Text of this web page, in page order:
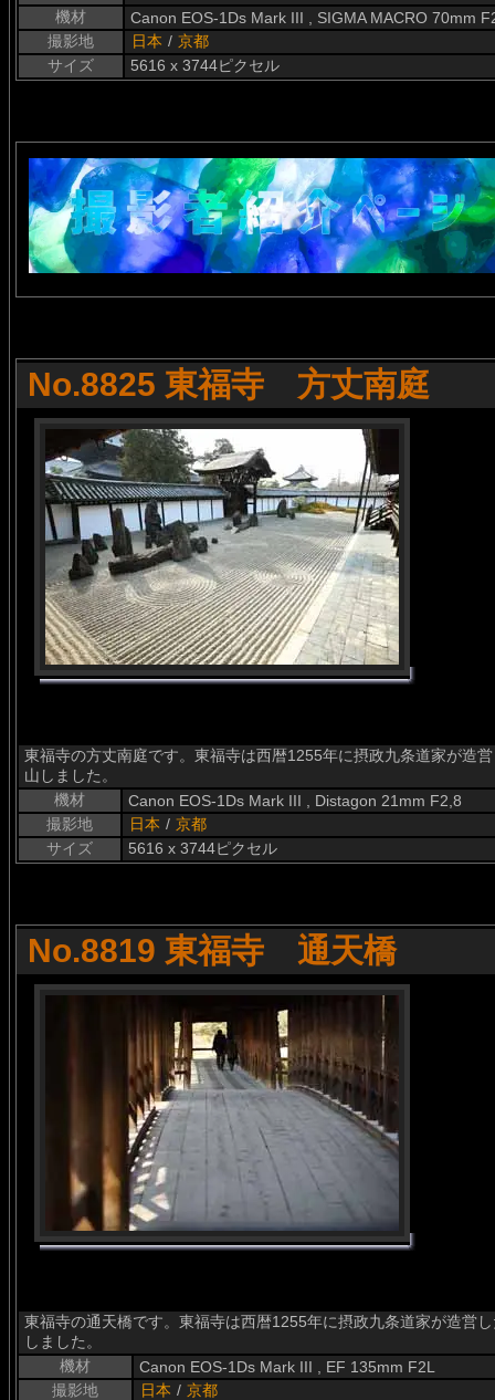
機材
Canon EOS-1Ds Mark III , SIGMA MACRO 70mm
撮影地
日本 / 京都
サイズ
5616 x 3744ピクセル
No.8825 東福寺 方丈南庭
東福寺の方丈南庭です。東福寺は西暦1255年に摂政九条道家が造
山しました。
機材
Canon EOS-1Ds Mark III , Distagon 21mm F2,8
撮影地
日本 / 京都
サイズ
5616 x 3744ピクセル
No.8819 東福寺 通天橋
東福寺の通天橋です。東福寺は西暦1255年に摂政九条道家が造営
しました。
機材
Canon EOS-1Ds Mark III , EF 135mm F2L
撮影地
日本 / 京都